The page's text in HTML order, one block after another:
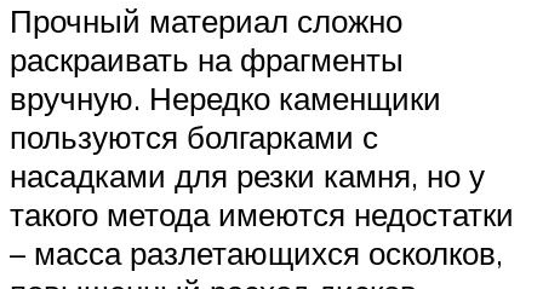
Прочный материал сложно
раскраивать на фрагменты
вручную. Нередко каменщики
пользуются болгарками с
насадками для резки камня, но у
такого метода имеются недостатки
– масса разлетающихся осколков,